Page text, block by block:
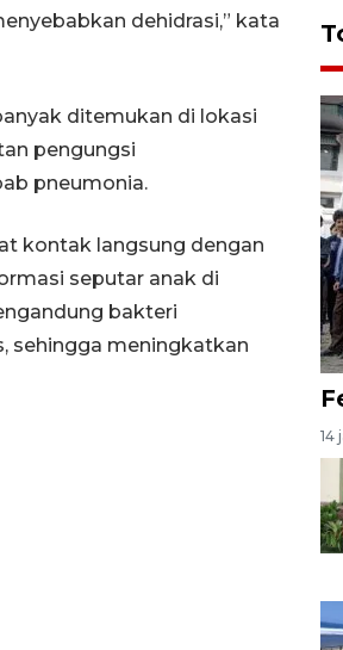
dehidrasi,” kata
ditemukan di lokasi
pengungsi
pneumonia.
kontak langsung dengan
seputar anak di
bakteri
sehingga meningkatkan
14